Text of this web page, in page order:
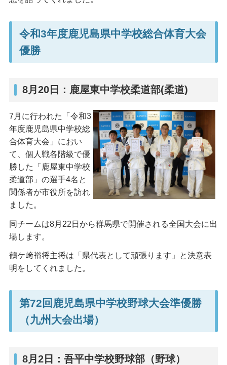
令和3年度鹿児島県中学校総合体育大会
優勝
8月20日：鹿屋東中学校柔道部(柔道)
7月に行われた「令和3
年度鹿児島県中学校総
合体育大会」におい
て、個人戦各階級で優
勝した「鹿屋東中学校
柔道部」の選手4名と
関係者が市役所を訪れ
ました。
同チームは8月22日から群馬県で開催される全国大会に出
場します。
鶴ケ﨑裕将主将は「県代表として頑張ります」と決意表
明をしてくれました。
第72回鹿児島県中学校野球大会準優勝
（九州大会出場）
8月2日：吾平中学校野球部（野球）